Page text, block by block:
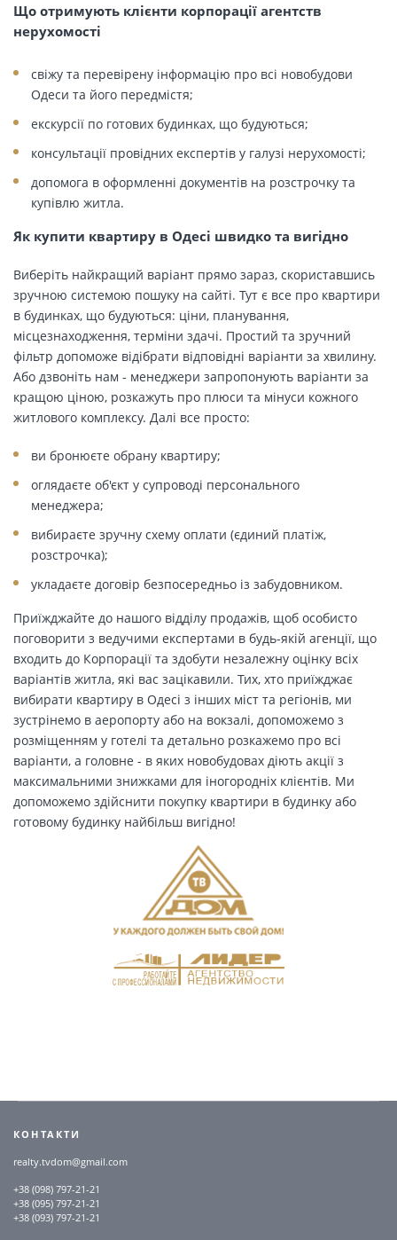
Що отримують клієнти корпорації агентств
нерухомості
свіжу та перевірену інформацію про всі новобудови
Одеси та його передмістя;
екскурсії по готових будинках, що будуються;
консультації провідних експертів у галузі нерухомості;
допомога в оформленні документів на розстрочку та
купівлю житла.
Як купити квартиру в Одесі швидко та вигідно
Виберіть найкращий варіант прямо зараз, скориставшись
зручною системою пошуку на сайті. Тут є все про квартири
в будинках, що будуються: ціни, планування,
місцезнаходження, терміни здачі. Простий та зручний
фільтр допоможе відібрати відповідні варіанти за хвилину.
Або дзвоніть нам - менеджери запропонують варіанти за
кращою ціною, розкажуть про плюси та мінуси кожного
житлового комплексу. Далі все просто:
ви бронюєте обрану квартиру;
оглядаєте об'єкт у супроводі персонального
менеджера;
вибираєте зручну схему оплати (єдиний платіж,
розстрочка);
укладаєте договір безпосередньо із забудовником.
Приїжджайте до нашого відділу продажів, щоб особисто
поговорити з ведучими експертами в будь-якій агенції, що
входить до Корпорації та здобути незалежну оцінку всіх
варіантів житла, які вас зацікавили. Тих, хто приїжджає
вибирати квартиру в Одесі з інших міст та регіонів, ми
зустрінемо в аеропорту або на вокзалі, допоможемо з
розміщенням у готелі та детально розкажемо про всі
варіанти, а головне - в яких новобудовах діють акції з
максимальними знижками для іногородніх клієнтів. Ми
допоможемо здійснити покупку квартири в будинку або
готовому будинку найбільш вигідно!
КОНТАКТИ
realty.tvdom@gmail.com
+38 (098) 797-21-21
+38 (095) 797-21-21
+38 (093) 797-21-21